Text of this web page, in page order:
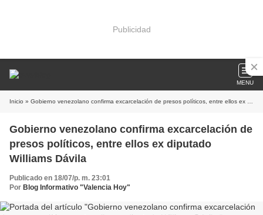
Publicidad
MENU
Inicio » Gobierno venezolano confirma excarcelación de presos políticos, entre ellos ex diputado Williams Dávila
Gobierno venezolano confirma excarcelación de
presos políticos, entre ellos ex diputado
Williams Dávila
Publicado en 18/07/p. m. 23:01
Por Blog Informativo "Valencia Hoy"